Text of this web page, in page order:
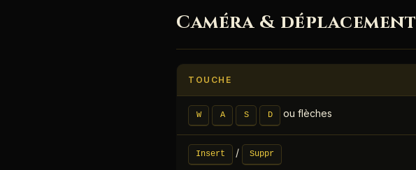
Caméra & déplacement
TOUCHE
W A S D ou flèches
Insert / Suppr